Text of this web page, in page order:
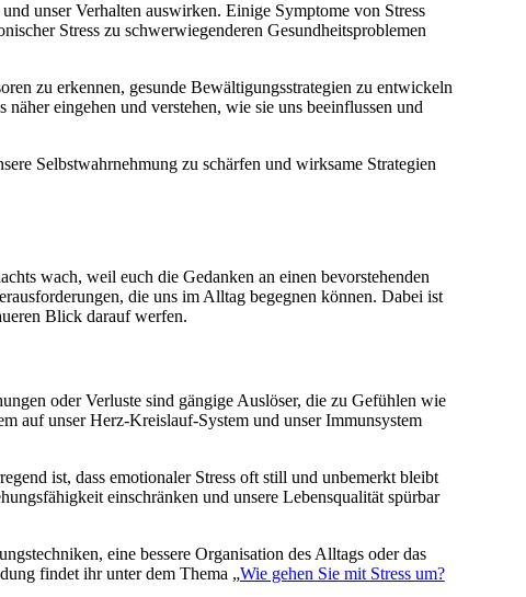
unser Verhalten auswirken. Einige Symptome von Stress
Stress zu schwerwiegenderen Gesundheitsproblemen
zu erkennen, gesunde Bewältigungsstrategien zu entwickeln
eingehen und verstehen, wie sie uns beeinflussen und
Selbstwahrnehmung zu schärfen und wirksame Strategien
wach, weil euch die Gedanken an einen bevorstehenden
die uns im Alltag begegnen können. Dabei ist
Blick darauf werfen.
oder Verluste sind gängige Auslöser, die zu Gefühlen wie
auf unser Herz-Kreislauf-System und unser Immunsystem
ist, dass emotionaler Stress oft still und unbemerkt bleibt
einschränken und unsere Lebensqualität spürbar
eine bessere Organisation des Alltags oder das
findet ihr unter dem Thema „Wie gehen Sie mit Stress um?